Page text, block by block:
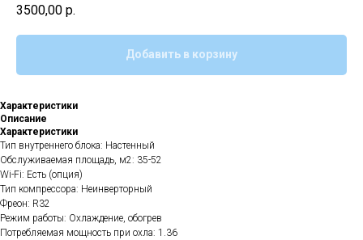
3500,00 р.
Добавить в корзину
Характеристики
Описание
Характеристики
Тип внутреннего блока: Настенный
Обслуживаемая площадь, м2: 35-52
Wi-Fi: Есть (опция)
Тип компрессора: Неинверторный
Фреон: R32
Режим работы: Охлаждение, обогрев
Потребляемая мощность при охла: 1.36